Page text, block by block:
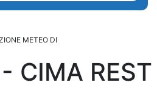
METEO DI
CIMA REST